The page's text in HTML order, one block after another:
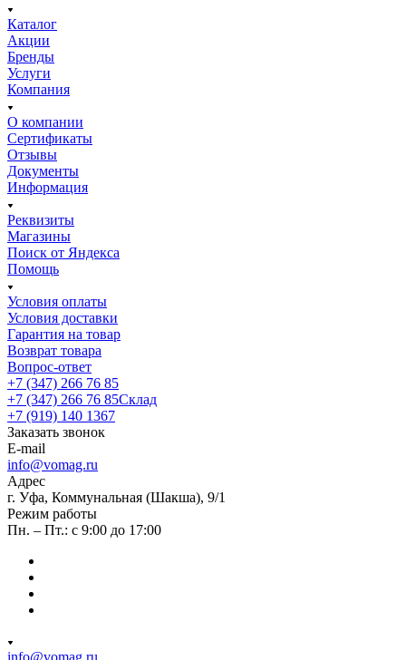
Каталог
Акции
Бренды
Услуги
Компания
О компании
Сертификаты
Отзывы
Документы
Информация
Реквизиты
Магазины
Поиск от Яндекса
Помощь
Условия оплаты
Условия доставки
Гарантия на товар
Возврат товара
Вопрос-ответ
+7 (347) 266 76 85
+7 (347) 266 76 85Склад
+7 (919) 140 1367
Заказать звонок
E-mail
info@vomag.ru
Адрес
г. Уфа, Коммунальная (Шакша), 9/1
Режим работы
Пн. – Пт.: с 9:00 до 17:00
info@vomag.ru